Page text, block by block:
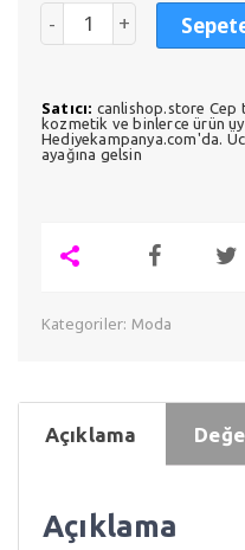
Satıcı: canlishop.store Cep
kozmetik ve binlerce ürün
Hediyekampanya.com'da.
ayağına gelsin
Kategoriler: Moda
Açıklama
Açıklama